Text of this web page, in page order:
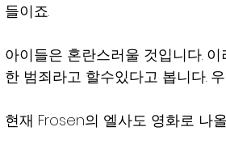
들이죠.
아이들은 혼란스러울 것입니다.
한 범죄라고 할수있다고 봅니다.
현재 Frosen의 엘사도 영화로 나